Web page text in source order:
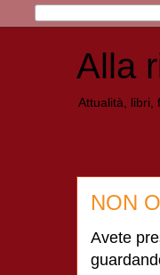
Alla
Attualità, libri,
NON
Avete